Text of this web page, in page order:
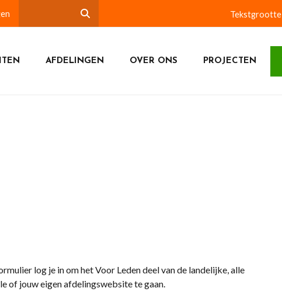
Tekstgrootte
AFDELINGEN OVER ONS PROJECTEN
log je in om het Voor Leden deel van de landelijke, alle
of jouw eigen afdelingswebsite te gaan.